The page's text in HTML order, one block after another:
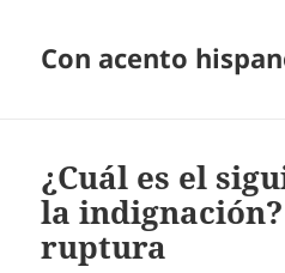
Con acento
¿Cuál es el
la
ruptura